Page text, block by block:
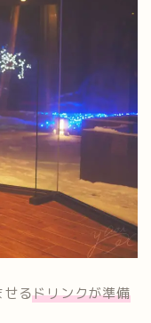
せるドリンクが準備